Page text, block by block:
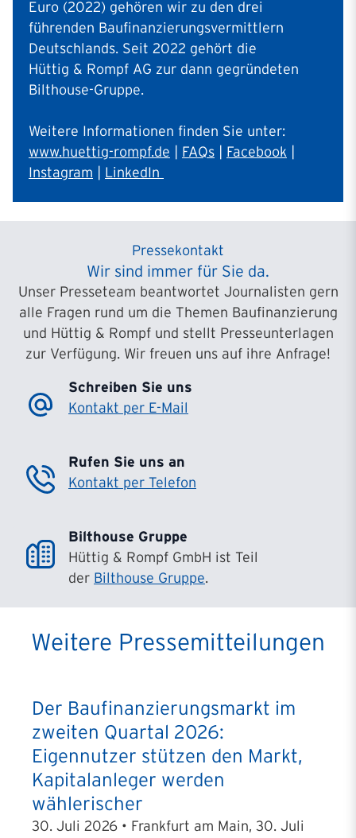
Euro (2022) gehören wir zu den drei
führenden Baufinanzierungsvermittlern
Deutschlands. Seit 2022 gehört die
Hüttig & Rompf AG zur dann gegründeten
Bilthouse-Gruppe.
Weitere Informationen finden Sie unter:
www.huettig-rompf.de
FAQs Facebook
Instagram
LinkedIn
Pressekontakt
Wir sind immer für Sie da.
Unser Presseteam beantwortet Journalisten gern
alle Fragen rund um die Themen Baufinanzierung
und Hüttig & Rompf und stellt Presseunterlagen
zur Verfügung. Wir freuen uns auf ihre Anfrage!
Schreiben Sie uns
Kontakt per E-Mail
Rufen Sie uns an
Kontakt per Telefon
Bilthouse Gruppe
Hüttig & Rompf GmbH ist Teil
der Bilthouse Gruppe.
Weitere Pressemitteilungen
Der Baufinanzierungsmarkt im
zweiten Quartal 2026:
Eigennutzer stützen den Markt,
Kapitalanleger werden
wählerischer
30. Juli 2026 • Frankfurt am Main, 30. Juli